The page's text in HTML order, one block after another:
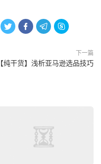
   
下一篇
【纯干货】浅析亚马逊选品技巧